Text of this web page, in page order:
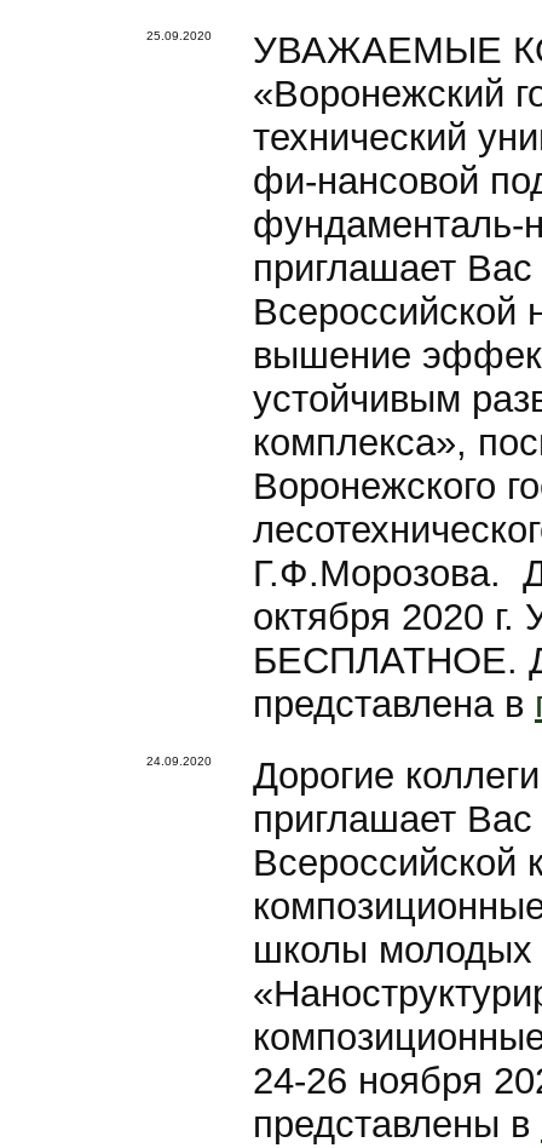
25.09.2020
УВАЖАЕМЫЕ
«Воронежский
технический
фи-нансовой
приглашает Вас
Всероссийской
вышение
устойчивым
комплекса»,
Воронежского
Г.Ф.Морозова.
октября 2020 г.
БЕСПЛАТНОЕ.
представлена в
24.09.2020
Дорогие
приглашает
Всероссийской
школы молодых
24-26 ноября
представлены в